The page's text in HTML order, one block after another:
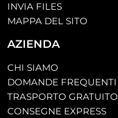
INVIA FILES
MAPPA DEL SITO
AZIENDA
CHI SIAMO
DOMANDE FREQUENTI
TRASPORTO GRATUITO
CONSEGNE EXPRESS